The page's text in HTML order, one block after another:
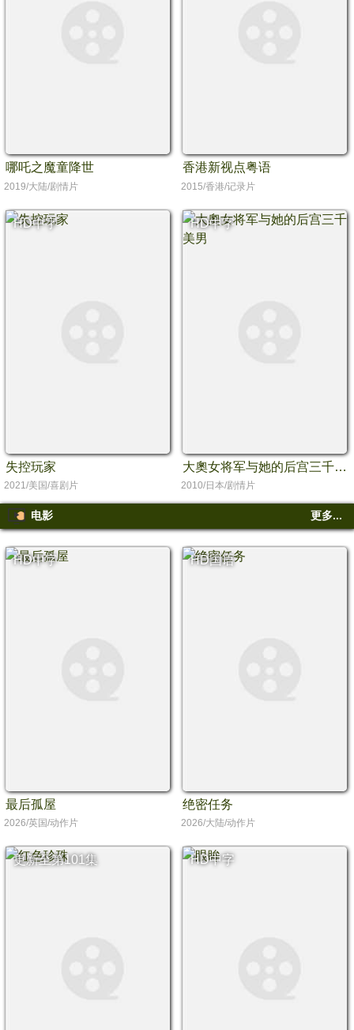
哪吒之魔童降世
2019/大陆/剧情片
香港新视点粤语
2015/香港/记录片
HD中字
失控玩家
2021/美国/喜剧片
HD中字
大奧女将军与她的后宫三千美男
2010/日本/剧情片
电影 更多...
HD中字
最后孤屋
2026/英国/动作片
HD国语
绝密任务
2026/大陆/动作片
更新至第101集 HD中字